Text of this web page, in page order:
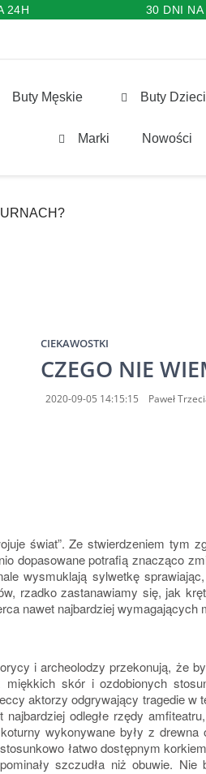
24H 30 DNI
Buty Męskie Buty
Marki Nowości
CIEKAWOSTKI
CZEGO NIE
2020-09-05 14:15:15 Paweł
świat”. Ze stwierdzeniem tym
dopasowane potrafią znacząco
wysmuklają sylwetkę
rzadko zastanawiamy się, jak
nawet najbardziej wymagających
i archeolodzy przekonują, że
skór i ozdobionych
aktorzy odgrywający tragedie w
odległe rzędy
wykonywane były z
łatwo dostępnym
szczudła niż obuwie.